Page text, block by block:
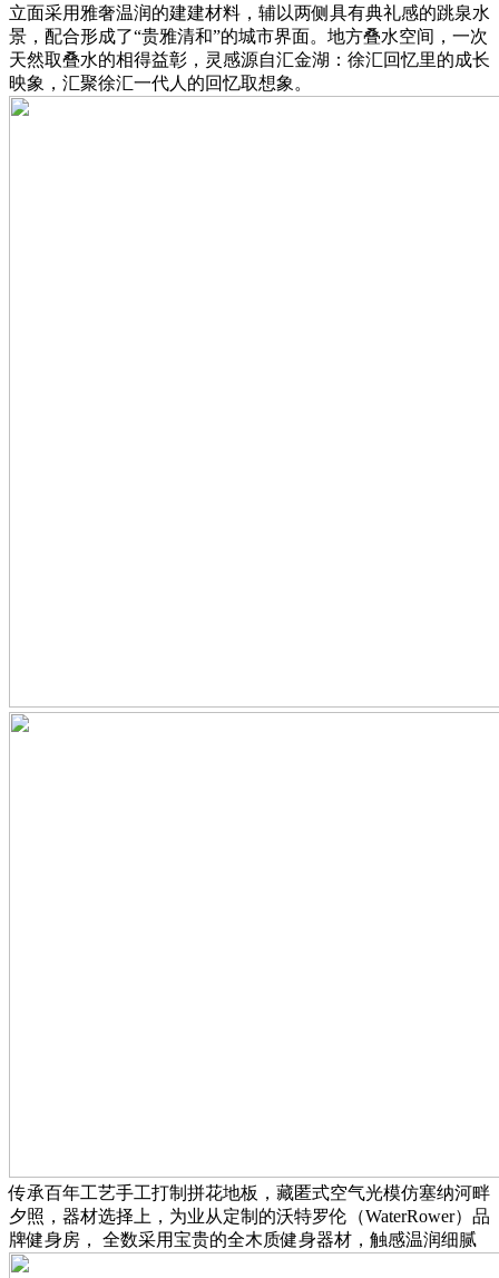
立面采用雅奢温润的建建材料，辅以两侧具有典礼感的跳泉水
景，配合形成了“贵雅清和”的城市界面。地方叠水空间，一次
天然取叠水的相得益彰，灵感源自汇金湖：徐汇回忆里的成长
映象，汇聚徐汇一代人的回忆取想象。
传承百年工艺手工打制拼花地板，藏匿式空气光模仿塞纳河畔
夕照，器材选择上，为业从定制的沃特罗伦（WaterRower）品
牌健身房， 全数采用宝贵的全木质健身器材，触感温润细腻